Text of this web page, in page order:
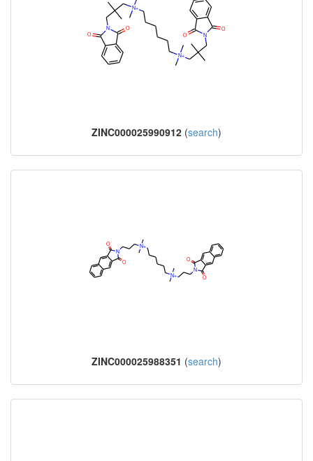
ZINC000025990912 (search)
ZINC000025988351 (search)